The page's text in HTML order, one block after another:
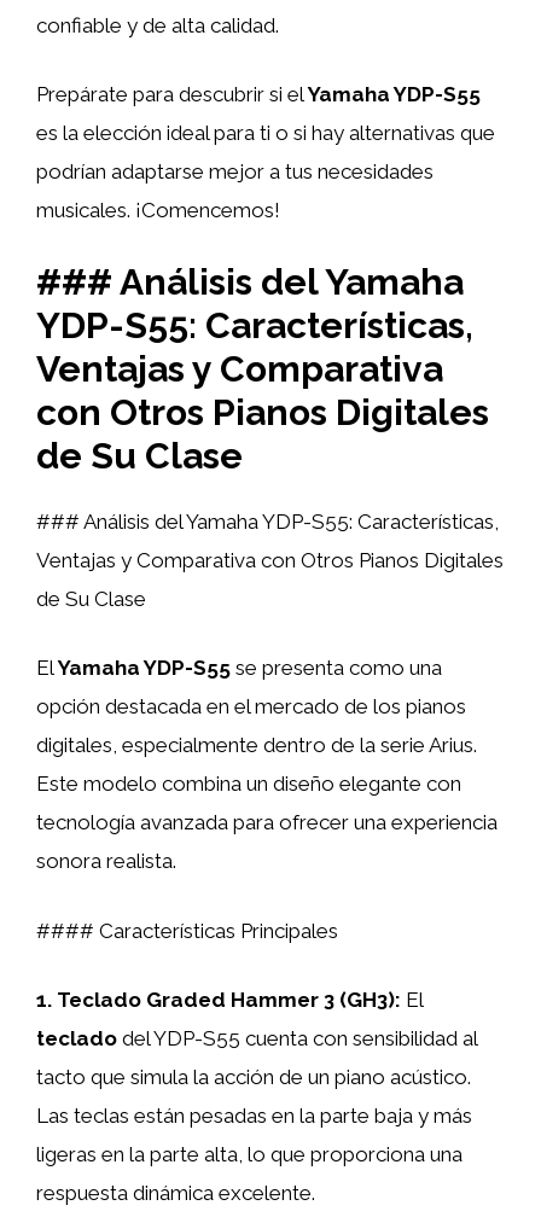
confiable y de alta calidad.
Prepárate para descubrir si elYamaha YDP-S55
es la elección ideal para ti o si hay alternativas que
podrían adaptarse mejor a tus necesidades
musicales. ¡Comencemos!
### Análisis del Yamaha
YDP-S55: Características,
Ventajas y Comparativa
con Otros Pianos Digitales
de Su Clase
### Análisis del Yamaha YDP-S55: Características,
Ventajas y Comparativa con Otros Pianos Digitales
de Su Clase
ElYamaha YDP-S55 se presenta como una
opción destacada en el mercado de los pianos
digitales, especialmente dentro de la serie Arius.
Este modelo combina un diseño elegante con
tecnología avanzada para ofrecer una experiencia
sonora realista.
#### Características Principales
1. Teclado Graded Hammer 3 (GH3): El
teclado del YDP-S55 cuenta con sensibilidad al
tacto que simula la acción de un piano acústico.
Las teclas están pesadas en la parte baja y más
ligeras en la parte alta, lo que proporciona una
respuesta dinámica excelente.